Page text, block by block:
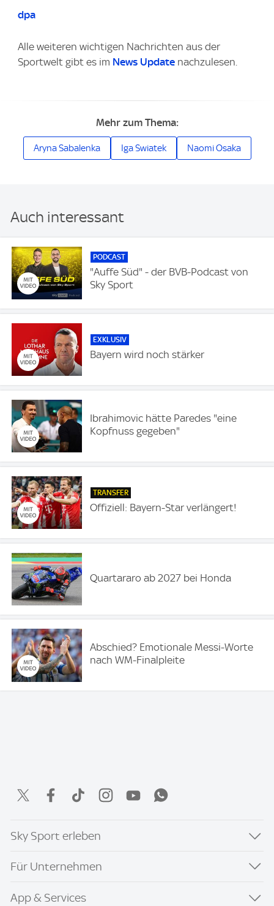
dpa
Alle weiteren wichtigen Nachrichten aus der
Sportwelt gibt es im News Update nachzulesen.
Mehr zum Thema:
Aryna Sabalenka Iga Swiatek Naomi Osaka
Auch interessant
PODCAST
"Auffe Süd" - der BVB-Podcast von
Sky Sport
EXKLUSIV
Bayern wird noch stärker
Ibrahimovic hätte Paredes "eine
Kopfnuss gegeben"
TRANSFER
Offiziell: Bayern-Star verlängert!
Quartararo ab 2027 bei Honda
Abschied? Emotionale Messi-Worte
nach WM-Finalpleite
Sky Sport erleben
Für Unternehmen
App & Services